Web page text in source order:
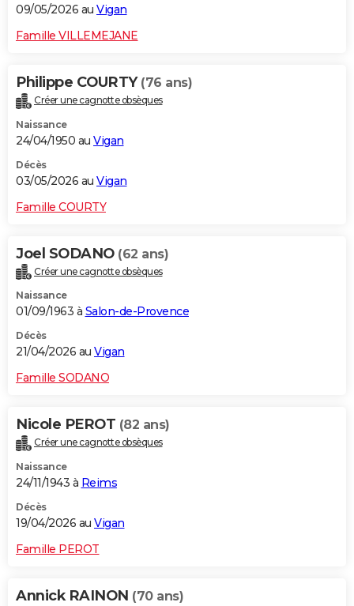
09/05/2026 au Vigan
Famille VILLEMEJANE
Philippe COURTY (76 ans)
Créer une cagnotte obsèques
Naissance
24/04/1950 au Vigan
Décès
03/05/2026 au Vigan
Famille COURTY
Joel SODANO (62 ans)
Créer une cagnotte obsèques
Naissance
01/09/1963 à Salon-de-Provence
Décès
21/04/2026 au Vigan
Famille SODANO
Nicole PEROT (82 ans)
Créer une cagnotte obsèques
Naissance
24/11/1943 à Reims
Décès
19/04/2026 au Vigan
Famille PEROT
Annick RAINON (70 ans)